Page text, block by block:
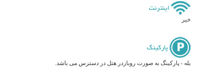
اینترنت
خیر
پارکینگ
بله - پارکینگ به صورت روبازدر هتل در دسترس می باشد.